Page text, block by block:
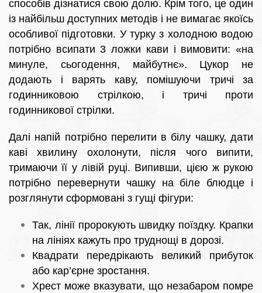
способів дізнатися свою долю. Крім того, це один
із найбільш доступних методів і не вимагає якоїсь
особливої підготовки. У турку з холодною водою
потрібно всипати 3 ложки кави і вимовити: «на
минуле, сьогодення, майбутнє». Цукор не
додають і варять каву, помішуючи тричі за
годинниковою стрілкою, і тричі проти
годинникової стрілки.
Далі напій потрібно перелити в білу чашку, дати
каві хвилину охолонути, після чого випити,
тримаючи її у лівій руці. Випивши, цією ж рукою
потрібно перевернути чашку на біле блюдце і
розглянути сформовані з гущі фігури:
Так, лінії пророкують швидку поїздку. Крапки
на лініях кажуть про труднощі в дорозі.
Квадрати передрікають великий прибуток
або кар’єрне зростання.
Хрест може вказувати, що незабаром помре